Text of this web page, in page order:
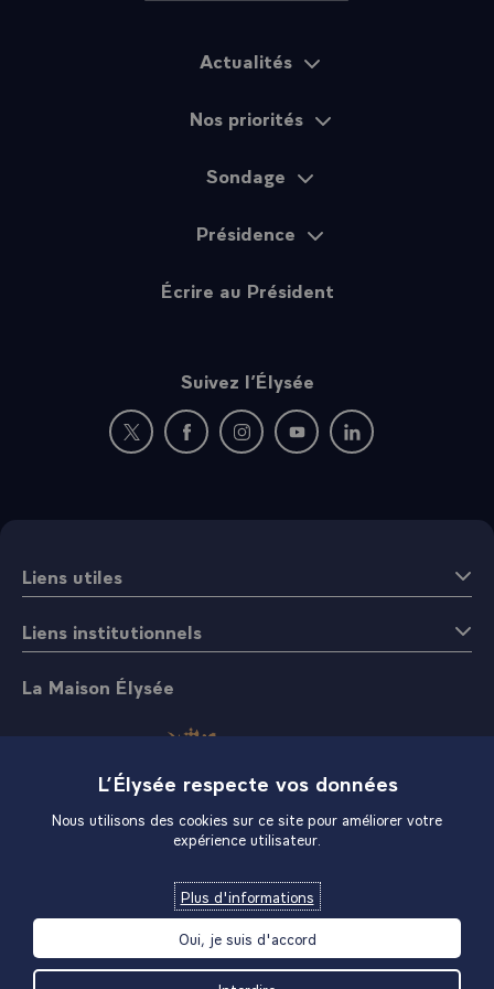
Actualités
Nos priorités
Sondage
Présidence
Écrire au Président
Suivez l’Élysée
Nouvelle fenêtre : rejoignez-nous sur Twitter
Nouvelle fenêtre : rejoignez-nous sur
Nouvelle fenêtre : rejoignez-nous
Nouvelle fenêtre :
Nouvelle fenêtre :
Liens utiles
Liens institutionnels
La Maison Élysée
L’Élysée respecte vos données
Nous utilisons des cookies sur ce site pour améliorer votre
expérience utilisateur.
Plus d'informations
Oui, je suis d'accord